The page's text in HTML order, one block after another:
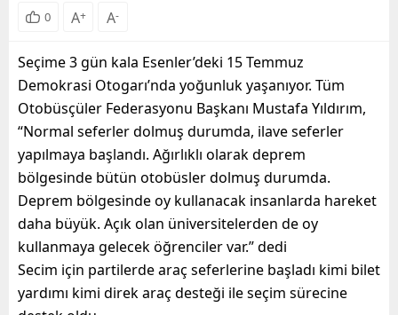
0 A+ A-
Seçime 3 gün kala Esenler’deki 15 Temmuz
Demokrasi Otogarı’nda yoğunluk yaşanıyor. Tüm
Otobüsçüler Federasyonu Başkanı Mustafa Yıldırım,
“Normal seferler dolmuş durumda, ilave seferler
yapılmaya başlandı. Ağırlıklı olarak deprem
bölgesinde bütün otobüsler dolmuş durumda.
Deprem bölgesinde oy kullanacak insanlarda hareket
daha büyük. Açık olan üniversitelerden de oy
kullanmaya gelecek öğrenciler var.” dedi
Secim için partilerde araç seferlerine başladı kimi bilet
yardımı kimi direk araç desteği ile seçim sürecine